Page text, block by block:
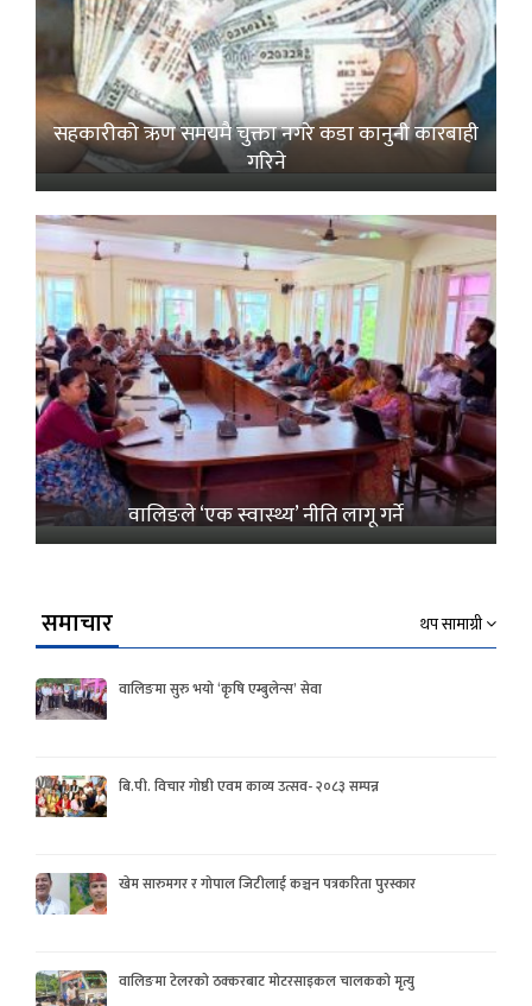
सहकारीको ऋण समयमै चुक्ता नगरे कडा कानुनी कारबाही
गरिने
वालिङले ‘एक स्वास्थ्य’ नीति लागू गर्ने
समाचार थप सामाग्री
वालिङमा सुरु भयो ‘कृषि एम्बुलेन्स’ सेवा
बि.पी. विचार गोष्ठी एवम काव्य उत्सव- २०८३ सम्पन्न
खेम सारुमगर र गोपाल जिटीलाई कञ्चन पत्रकरिता पुरस्कार
वालिङमा टेलरको ठक्करबाट मोटरसाइकल चालकको मृत्यु